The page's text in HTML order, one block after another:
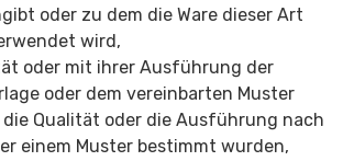
oder zu dem die Ware dieser Art
wird,
oder mit ihrer Ausführung der
oder dem vereinbarten Muster
Qualität oder die Ausführung nach
einem Muster bestimmt wurden,